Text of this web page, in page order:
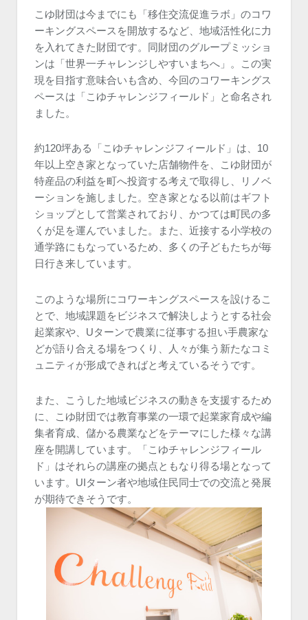
こゆ財団は今までにも「移住交流促進ラボ」のコワ
ーキングスペースを開放するなど、地域活性化に力
を入れてきた財団です。同財団のグループミッショ
ンは「世界一チャレンジしやすいまちへ」。この実
現を目指す意味合いも含め、今回のコワーキングス
ペースは「こゆチャレンジフィールド」と命名され
ました。
約120坪ある「こゆチャレンジフィールド」は、10
年以上空き家となっていた店舗物件を、こゆ財団が
特産品の利益を町へ投資する考えで取得し、リノベ
ーションを施しました。空き家となる以前はギフト
ショップとして営業されており、かつては町民の多
くが足を運んでいました。また、近接する小学校の
通学路にもなっているため、多くの子どもたちが毎
日行き来しています。
このような場所にコワーキングスペースを設けるこ
とで、地域課題をビジネスで解決しようとする社会
起業家や、Uターンで農業に従事する担い手農家な
どが語り合える場をつくり、人々が集う新たなコミ
ュニティが形成できればと考えているそうです。
また、こうした地域ビジネスの動きを支援するため
に、こゆ財団では教育事業の一環で起業家育成や編
集者育成、儲かる農業などをテーマにした様々な講
座を開講しています。「こゆチャレンジフィール
ド」はそれらの講座の拠点ともなり得る場となって
います。UIターン者や地域住民同士での交流と発展
が期待できそうです。